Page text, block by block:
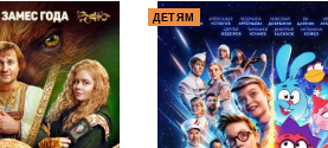
ДЕТЯМ